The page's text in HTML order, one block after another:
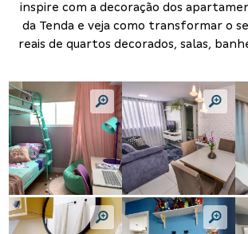
inspire com a decoração dos
da Tenda e veja como transformar o
reais de quartos decorados, salas,